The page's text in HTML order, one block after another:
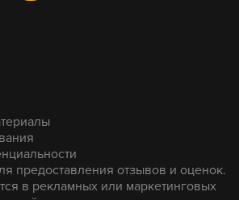
предоставления отзывов и оценок.
в рекламных или маркетинговых